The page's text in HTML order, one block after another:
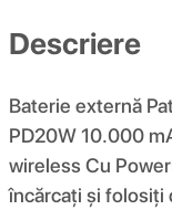
Descriere
Baterie externă
PD20W 10.000
wireless Cu
încărcați și folosiți